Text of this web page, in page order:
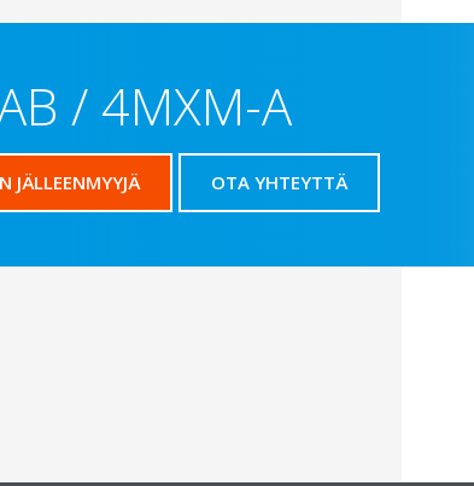
/ 4MXM-A
JÄLLEENMYYJÄ OTA YHTEYTTÄ